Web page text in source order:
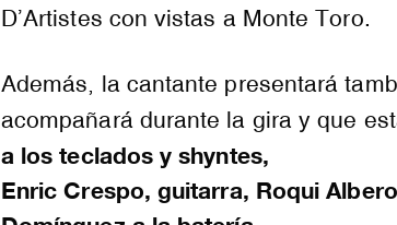
D’Artistes con vistas a Monte Toro.
Además, la cantante presentará
acompañará durante la gira y que
a los teclados y shyntes,
Enric Crespo, guitarra, Roqui